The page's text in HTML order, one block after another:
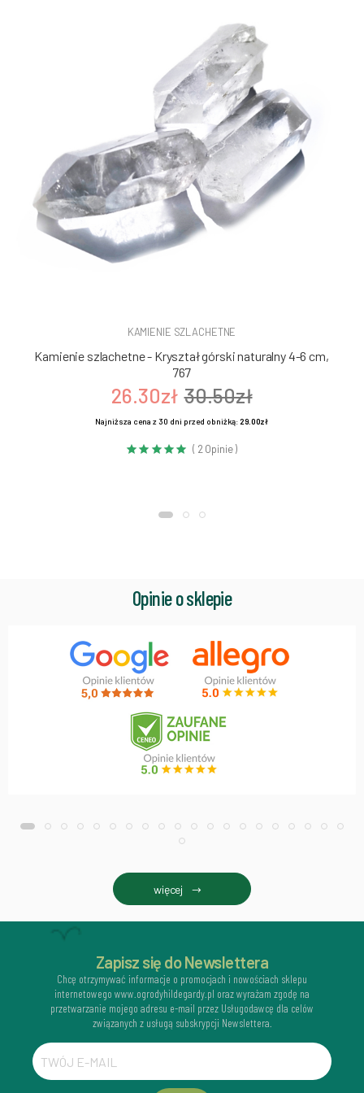
KAMIENIE SZLACHETNE
Kamienie szlachetne - Kryształ górski naturalny 4-6 cm,
767
26.30zł 30.50zł
Najniższa cena z 30 dni przed obniżką:29.00zł
( 2 Opinie )
Opinie o sklepie
więcej
Zapisz się do Newslettera
Chcę otrzymywać informacje o promocjach i nowościach sklepu
internetowego www.ogrodyhildegardy.pl oraz wyrażam zgodę na
przetwarzanie mojego adresu e-mail przez Usługodawcę dla celów
związanych z usługą subskrypcji Newslettera.